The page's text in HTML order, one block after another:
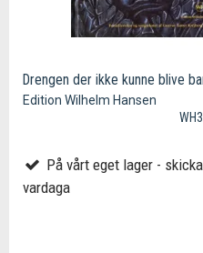
Drengen der ikke kunne blive
Edition Wilhelm Hansen
På vårt eget lager -
vardaga